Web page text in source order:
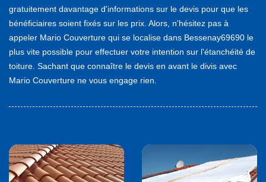
gratuitement davantage d'informations sur le devis pour que les
bénéficiaires soient fixés sur les prix. Alors, n'hésitez pas à
appeler Mario Couverture qui se localise dans Bessenay69690 le
plus vite possible pour effectuer votre intention sur l'étanchéité de
toiture. Sachant que connaître le devis en avant le divis avec
Mario Couverture ne vous engage rien.